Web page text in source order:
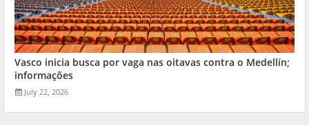
Vasco inicia busca por vaga nas oitavas contra o Medellín;
informações
July 22, 2026